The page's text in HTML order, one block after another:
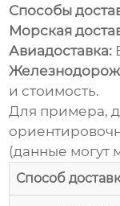
Способы
Морская
Авиадоставка:
и стоимость.
Для примера,
(данные могут
Способ